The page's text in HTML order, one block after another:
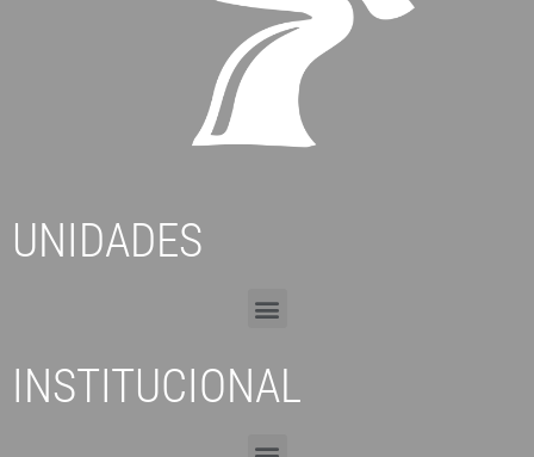
UNIDADES
INSTITUCIONAL